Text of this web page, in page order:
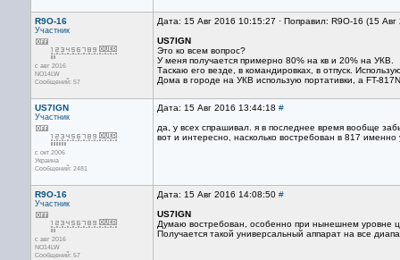
R9O-16
Участник
с авг 2016
NO14LW
Сообщений: 57
Дата: 15 Авг 2016 10:15:27 · Поправил: R9O-16 (15
US7IGN
Это ко всем вопрос?
У меня получается примерно 80% на кв и 20% на УКВ.
Таскаю его везде, в командировках, в отпуск.
Дома в городе на УКВ использую портативки, а FT-
US7IGN
Участник
с окт 2006
Украина
Сообщений: 2481
Дата: 15 Авг 2016 13:44:18 #
да, у всех спрашивал. я в последнее время вообще
вот и интересно, насколько востребован в 817 именно
R9O-16
Участник
с авг 2016
NO14LW
Сообщений: 57
Дата: 15 Авг 2016 14:08:50 #
US7IGN
Думаю востребован, особенно при нынешнем уровне
Получается такой универсальный аппарат на все